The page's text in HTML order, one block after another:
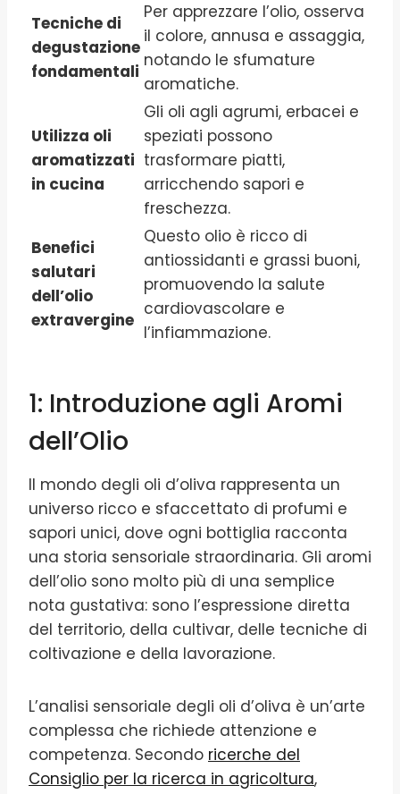
Tecniche di
degustazione
fondamentali
Per apprezzare l’olio, osserva
il colore, annusa e assaggia,
notando le sfumature
aromatiche.
Utilizza oli
aromatizzati
in cucina
Gli oli agli agrumi, erbacei e
speziati possono
trasformare piatti,
arricchendo sapori e
freschezza.
Benefici
salutari
dell’olio
extravergine
Questo olio è ricco di
antiossidanti e grassi buoni,
promuovendo la salute
cardiovascolare e
l’infiammazione.
1: Introduzione agli Aromi
dell’Olio
Il mondo degli oli d’oliva rappresenta un
universo ricco e sfaccettato di profumi e
sapori unici, dove ogni bottiglia racconta
una storia sensoriale straordinaria. Gli aromi
dell’olio sono molto più di una semplice
nota gustativa: sono l’espressione diretta
del territorio, della cultivar, delle tecniche di
coltivazione e della lavorazione.
L’analisi sensoriale degli oli d’oliva è un’arte
complessa che richiede attenzione e
competenza. Secondo ricerche del
Consiglio per la ricerca in agricoltura,